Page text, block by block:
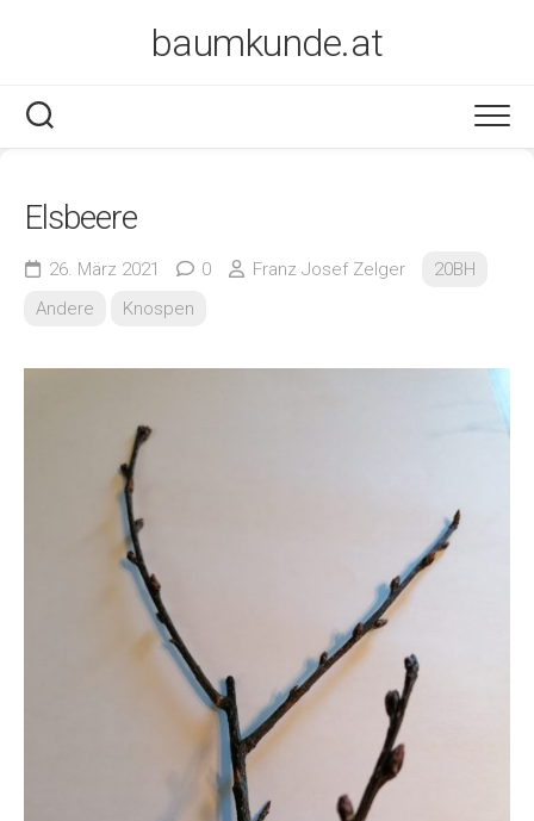
baumkunde.at
Elsbeere
26. März 2021 0 Franz Josef Zelger
20BH
Andere
Knospen